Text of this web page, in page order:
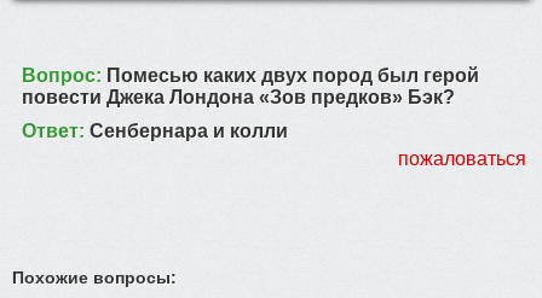
Вопрос: Помесью каких двух пород был герой
повести Джека Лондона «Зов предков» Бэк?
Ответ: Сенбернара и колли
пожаловаться
Похожие вопросы: